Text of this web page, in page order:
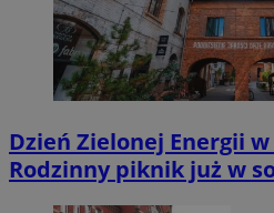
Dzień Zielonej Energii
Rodzinny piknik już w